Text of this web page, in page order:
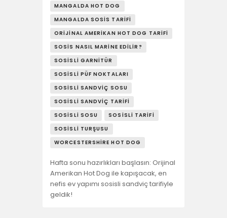
MANGALDA HOT DOG
MANGALDA SOSIS TARIFI
ORIJINAL AMERIKAN HOT DOG TARIFI
SOSIS NASIL MARINE EDILIR?
SOSISLI GARNITÜR
SOSISLI PÜF NOKTALARI
SOSISLI SANDVIÇ SOSU
SOSISLI SANDVIÇ TARIFI
SOSISLI SOSU
SOSISLI TARIFI
SOSISLI TURŞUSU
WORCESTERSHIRE HOT DOG
Hafta sonu hazırlıkları başlasın: Orijinal
Amerikan Hot Dog ile kapışacak, en
nefis ev yapımı sosisli sandviç tarifiyle
geldik!